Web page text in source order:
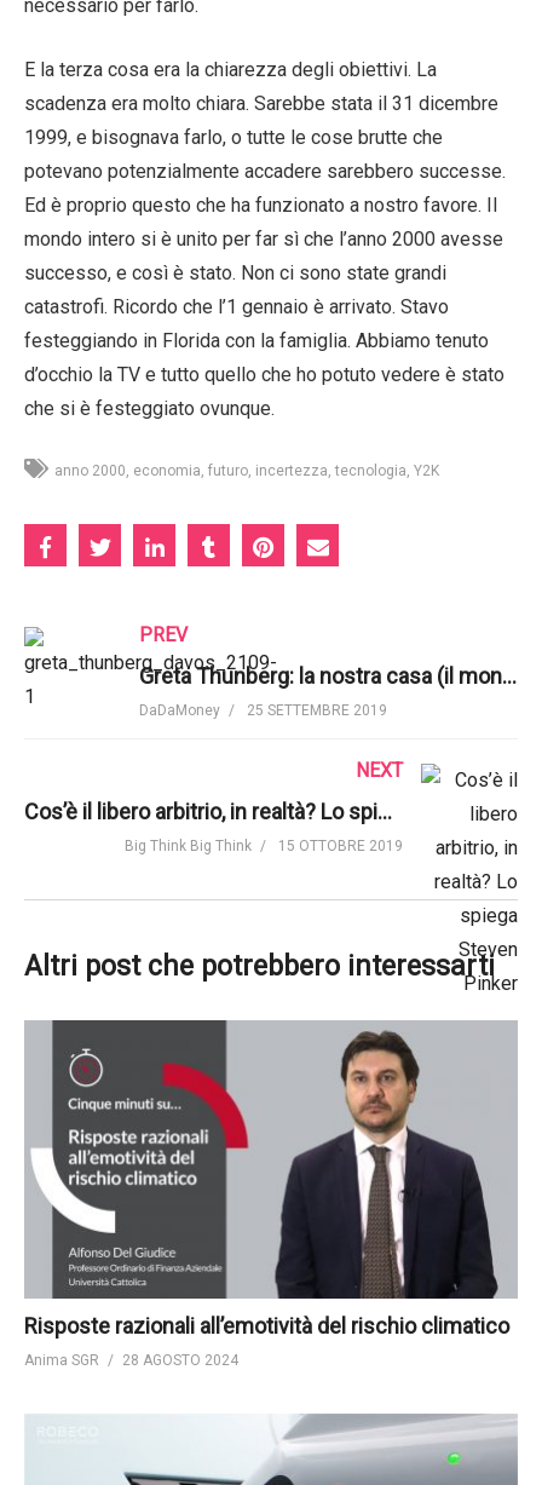
necessario per farlo.
E la terza cosa era la chiarezza degli obiettivi. La
scadenza era molto chiara. Sarebbe stata il 31 dicembre
1999, e bisognava farlo, o tutte le cose brutte che
potevano potenzialmente accadere sarebbero successe.
Ed è proprio questo che ha funzionato a nostro favore. Il
mondo intero si è unito per far sì che l’anno 2000 avesse
successo, e così è stato. Non ci sono state grandi
catastrofi. Ricordo che l’1 gennaio è arrivato. Stavo
festeggiando in Florida con la famiglia. Abbiamo tenuto
d’occhio la TV e tutto quello che ho potuto vedere è stato
che si è festeggiato ovunque.
anno 2000 economia futuro incertezza tecnologia Y2K
PREV
Greta Thunberg: la nostra casa (il mondo) sta andando a fuoco | World Economic Forum
DaDaMoney 25 SETTEMBRE 2019
NEXT
Cos’è il libero arbitrio, in realtà? Lo spiega Steven Pinker | Big Think
Big Think Big Think 15 OTTOBRE 2019
Altri post che potrebbero interessarti
Risposte razionali all’emotività del rischio climatico
Anima SGR 28 AGOSTO 2024